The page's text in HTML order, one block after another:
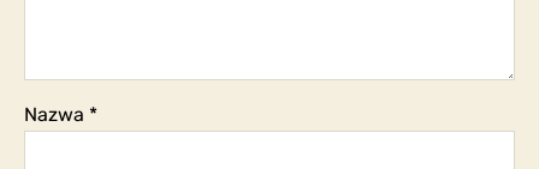
Nazwa *